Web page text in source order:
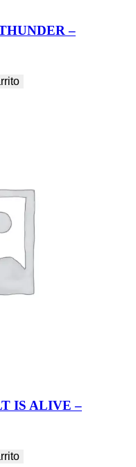
–
IS ALIVE –